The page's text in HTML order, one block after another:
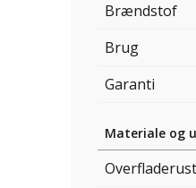
Brændstof
Brug
Garanti
Materiale og
Overfladerust